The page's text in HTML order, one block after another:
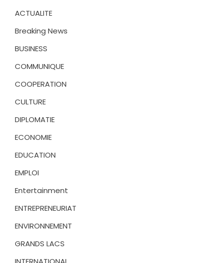
ACTUALITE
Breaking News
BUSINESS
COMMUNIQUE
COOPERATION
CULTURE
DIPLOMATIE
ECONOMIE
EDUCATION
EMPLOI
Entertainment
ENTREPRENEURIAT
ENVIRONNEMENT
GRANDS LACS